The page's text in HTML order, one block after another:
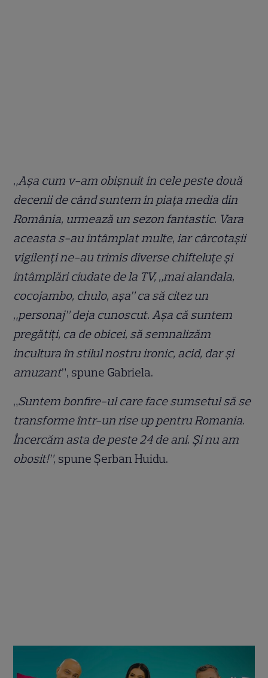
„Așa cum v-am obișnuit în cele peste două
decenii de când suntem în piața media din
România, urmează un sezon fantastic. Vara
aceasta s-au întâmplat multe, iar cârcotașii
vigilenți ne-au trimis diverse chifteluțe și
întâmplări ciudate de la TV, „mai alandala,
cocojambo, chulo, așa” ca să citez un
„personaj” deja cunoscut. Așa că suntem
pregătiți, ca de obicei, să semnalizăm
incultura în stilul nostru ironic, acid, dar și
amuzant”, spune Gabriela.
„Suntem bonfire-ul care face sumsetul să se
transforme într-un rise up pentru Romania.
Încercăm asta de peste 24 de ani. Și nu am
obosit!”, spune Șerban Huidu.